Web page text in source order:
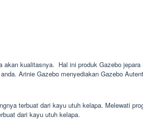
akan kualitasnya. Hal ini produk Gazebo
Arinie Gazebo menyediakan Gazebo
terbuat dari kayu utuh kelapa. Melewati
dari kayu utuh kelapa.